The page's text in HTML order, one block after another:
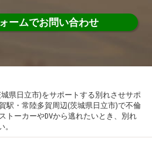
ームでお問い合わせ
県日立市)をサポートする別れさせサポ
駅・常陸多賀周辺(茨城県日立市)で不倫
トーカーやDVから逃れたいとき、別れ